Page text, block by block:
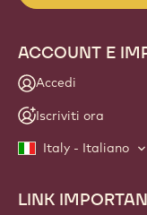
ACCOUNT E
Accedi
Iscriviti ora
Italy - Italiano
Footer
LINK